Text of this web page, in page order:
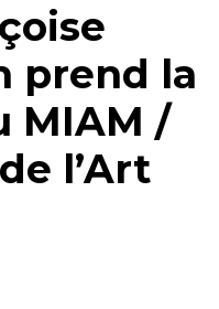
prend la
MIAM /
l’Art